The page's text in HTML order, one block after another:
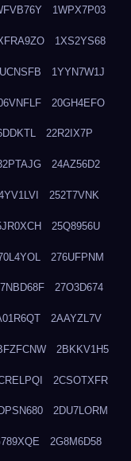
1WPX7P03
1XS2YS68
1YYN7W1J
20GH4EFO
22R2IX7P
24AZ56D2
252T7VNK
25Q8956U
276UFPNM
27O3D674
2AAYZL7V
2BKKV1H5
2CSOTXFR
2DU7LORM
2G8M6D58